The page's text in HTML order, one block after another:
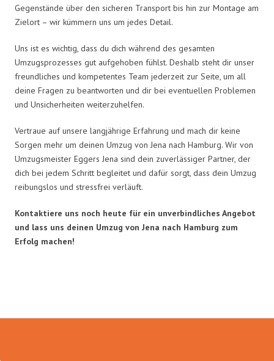
Gegenstände über den sicheren Transport bis hin zur Montage am
Zielort – wir kümmern uns um jedes Detail.
Uns ist es wichtig, dass du dich während des gesamten
Umzugsprozesses gut aufgehoben fühlst. Deshalb steht dir unser
freundliches und kompetentes Team jederzeit zur Seite, um all
deine Fragen zu beantworten und dir bei eventuellen Problemen
und Unsicherheiten weiterzuhelfen.
Vertraue auf unsere langjährige Erfahrung und mach dir keine
Sorgen mehr um deinen Umzug von Jena nach Hamburg. Wir von
Umzugsmeister Eggers Jena sind dein zuverlässiger Partner, der
dich bei jedem Schritt begleitet und dafür sorgt, dass dein Umzug
reibungslos und stressfrei verläuft.
Kontaktiere uns noch heute für ein unverbindliches Angebot
und lass uns deinen Umzug von Jena nach Hamburg zum
Erfolg machen!